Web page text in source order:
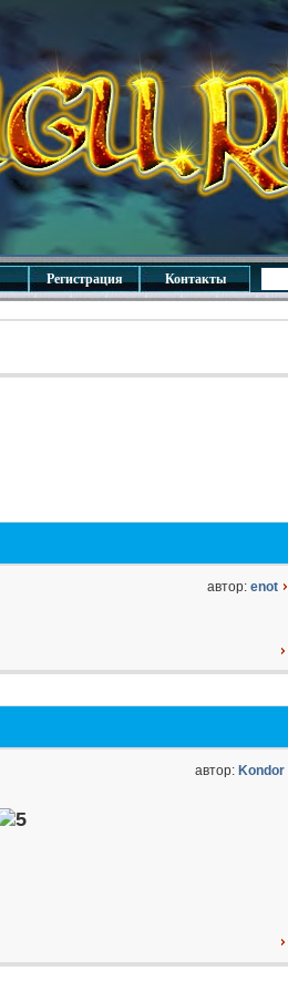
Регистрация Контакты
автор: enot
автор: Kondor